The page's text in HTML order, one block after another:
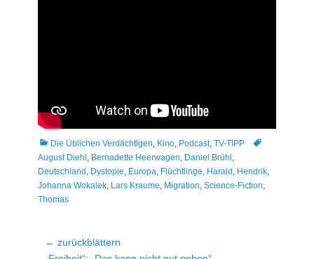
Kategorien
Die Üblichen Verdächtigen, Kino, Podcast, TV-TIPP
Tags
August Diehl , Bernadette Heerwagen, Daniel Brühl ,
Deutschland , Dystopie, Europa, Flüchtlinge, Harald , Hendrik,
Johanna Wokalek, Lars Kraume, Migration, Science-Fiction,
Thomas
Beitragsnavigation
← zurückblättern